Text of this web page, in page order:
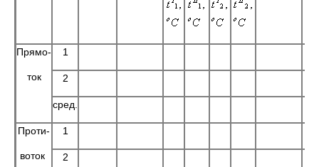
Прямо-
ток
1
2
сред.
Проти-
воток
1
2